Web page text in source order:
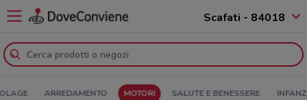
Scafati - 84018
ARREDAMENTO MOTORI SALUTE E BENESSERE